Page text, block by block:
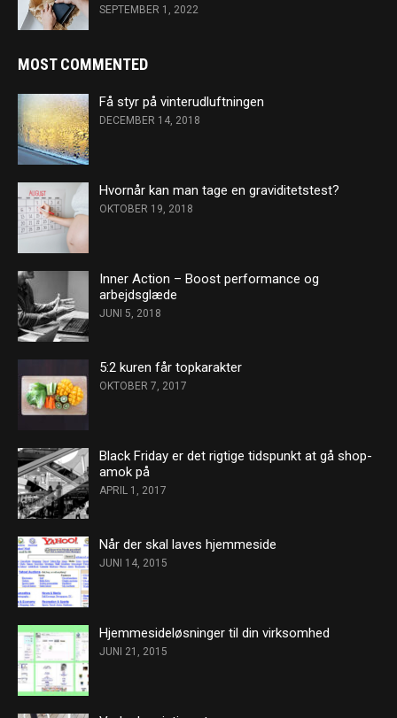
SEPTEMBER 1, 2022
MOST COMMENTED
Få styr på vinterudluftningen
DECEMBER 14, 2018
Hvornår kan man tage en graviditetstest?
OKTOBER 19, 2018
Inner Action – Boost performance og
arbejdsglæde
JUNI 5, 2018
5:2 kuren får topkarakter
OKTOBER 7, 2017
Black Friday er det rigtige tidspunkt at gå shop-
amok på
APRIL 1, 2017
Når der skal laves hjemmeside
JUNI 14, 2015
Hjemmesideløsninger til din virksomhed
JUNI 21, 2015